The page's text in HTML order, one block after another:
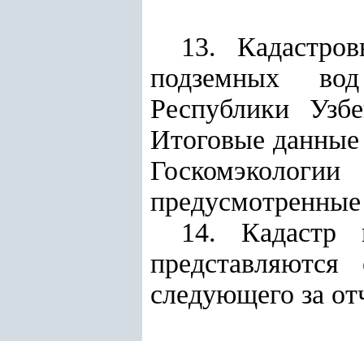
13.
подземных
Республики
Итоговые
Госкомэкологии
14. Кадастр
следующего за